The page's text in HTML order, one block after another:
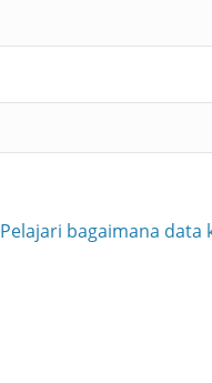
Pelajari bagaimana data